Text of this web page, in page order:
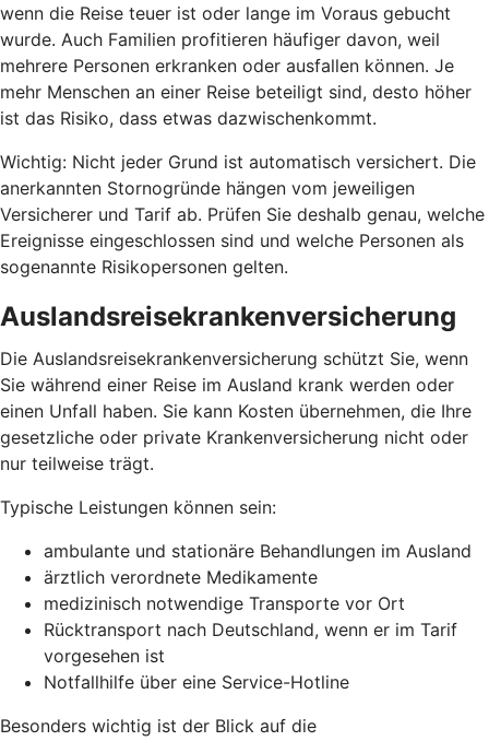
wenn die Reise teuer ist oder lange im Voraus gebucht
wurde. Auch Familien profitieren häufiger davon, weil
mehrere Personen erkranken oder ausfallen können. Je
mehr Menschen an einer Reise beteiligt sind, desto höher
ist das Risiko, dass etwas dazwischenkommt.
Wichtig: Nicht jeder Grund ist automatisch versichert. Die
anerkannten Stornogründe hängen vom jeweiligen
Versicherer und Tarif ab. Prüfen Sie deshalb genau, welche
Ereignisse eingeschlossen sind und welche Personen als
sogenannte Risikopersonen gelten.
Auslandsreisekrankenversicherung
Die Auslandsreisekrankenversicherung schützt Sie, wenn
Sie während einer Reise im Ausland krank werden oder
einen Unfall haben. Sie kann Kosten übernehmen, die Ihre
gesetzliche oder private Krankenversicherung nicht oder
nur teilweise trägt.
Typische Leistungen können sein:
ambulante und stationäre Behandlungen im Ausland
ärztlich verordnete Medikamente
medizinisch notwendige Transporte vor Ort
Rücktransport nach Deutschland, wenn er im Tarif
vorgesehen ist
Notfallhilfe über eine Service-Hotline
Besonders wichtig ist der Blick auf die